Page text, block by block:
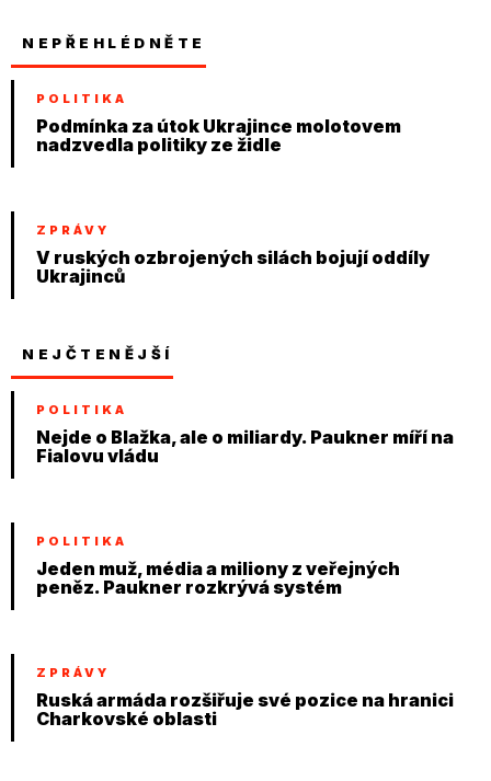
NEPŘEHLÉDNĚTE
POLITIKA
Podmínka za útok Ukrajince molotovem
nadzvedla politiky ze židle
ZPRÁVY
V ruských ozbrojených silách bojují oddíly
Ukrajinců
NEJČTENĚJŠÍ
POLITIKA
Nejde o Blažka, ale o miliardy. Paukner míří na
Fialovu vládu
POLITIKA
Jeden muž, média a miliony z veřejných
peněz. Paukner rozkrývá systém
ZPRÁVY
Ruská armáda rozšiřuje své pozice na hranici
Charkovské oblasti